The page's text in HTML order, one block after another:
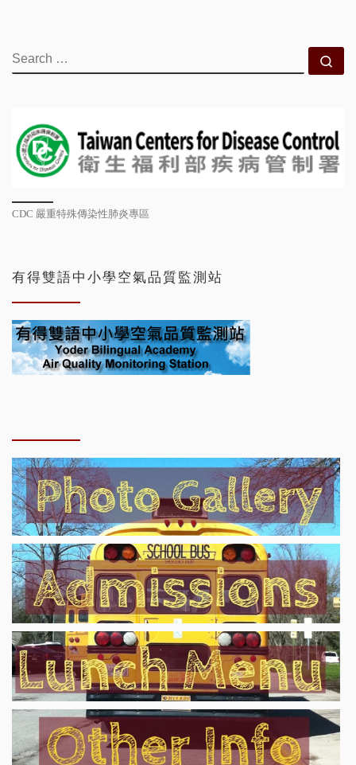
SEARCH
CDC 嚴重特殊傳染性肺炎專區
有得雙語中小學空氣品質監測站